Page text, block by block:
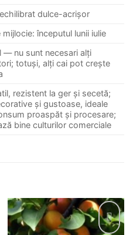
dulce-acrișor
mijlocie: începutul lunii iulie
— nu sunt necesari alți
totuși, alți cai pot crește
rezistent la ger și secetă;
și gustoase, ideale
proaspăt și procesare;
bine culturilor comerciale